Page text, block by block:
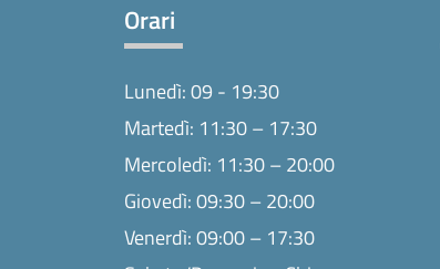
Orari
Lunedì: 09 - 19:30
Martedì: 11:30 – 17:30
Mercoledì: 11:30 – 20:00
Giovedì: 09:30 – 20:00
Venerdì: 09:00 – 17:30